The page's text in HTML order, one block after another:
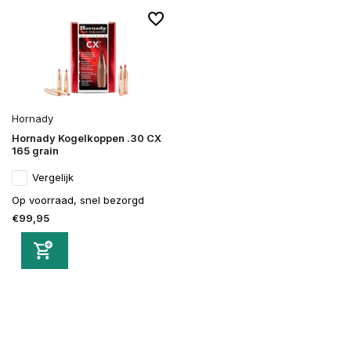
Hornady
Hornady Kogelkoppen .30 CX
165 grain
Vergelijk
Op voorraad, snel bezorgd
€99,95